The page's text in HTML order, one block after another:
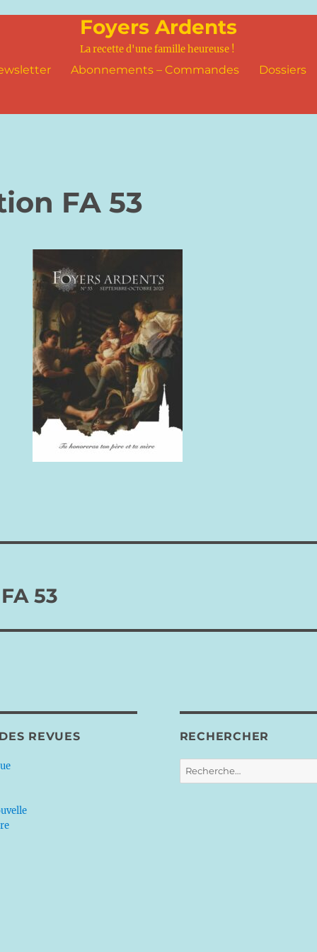
Foyers Ardents
La recette d'une famille heureuse !
Abonnements – Commandes Dossiers
FA 53
53
REVUES RECHERCHER
Recherche
pour :